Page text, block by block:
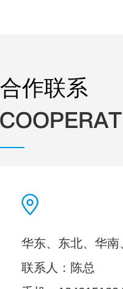
合作联系
华东、东北、华南
联系人：陈总